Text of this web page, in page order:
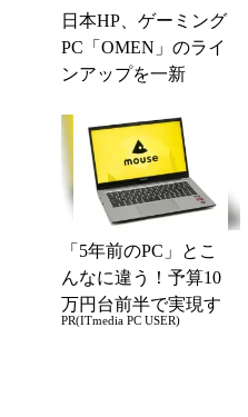
日本HP、ゲーミング
PC「OMEN」のライ
ンアップを一新
「5年前のPC」とこ
んなに違う！予算10
万円台前半で実現す
る快適PCライフ
PR(ITmedia PC USER)